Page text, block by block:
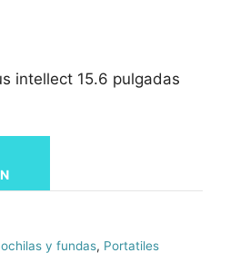
intellect 15.6 pulgadas
y fundas, Portatiles